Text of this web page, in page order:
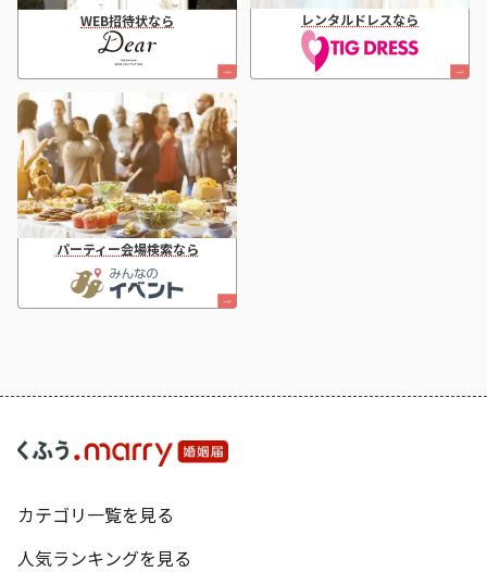
WEB招待状なら レンタルドレスなら
パーティー会場検索なら
カテゴリ一覧を見る
人気ランキングを見る